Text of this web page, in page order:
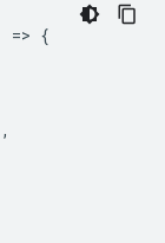
=> {
,